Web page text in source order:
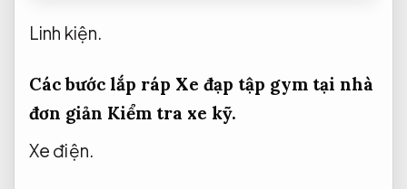
Linh kiện.
Các bước lắp ráp Xe đạp tập gym tại nhà
đơn giản Kiểm tra xe kỹ.
Xe điện.